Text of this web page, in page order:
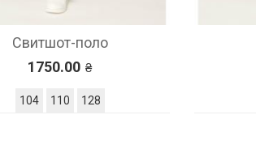
Свитшот-поло
1750.00
104 110 128